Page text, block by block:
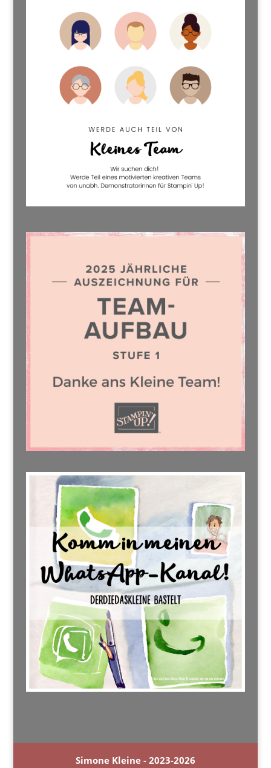
Simone Kleine - 2023-2026